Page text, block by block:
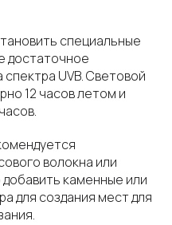
специальные
достаточное
UVB. Световой
12 часов летом и
волокна или
каменные или
для создания мест для